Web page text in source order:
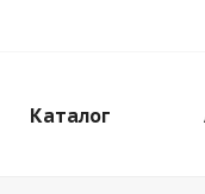
Каталог